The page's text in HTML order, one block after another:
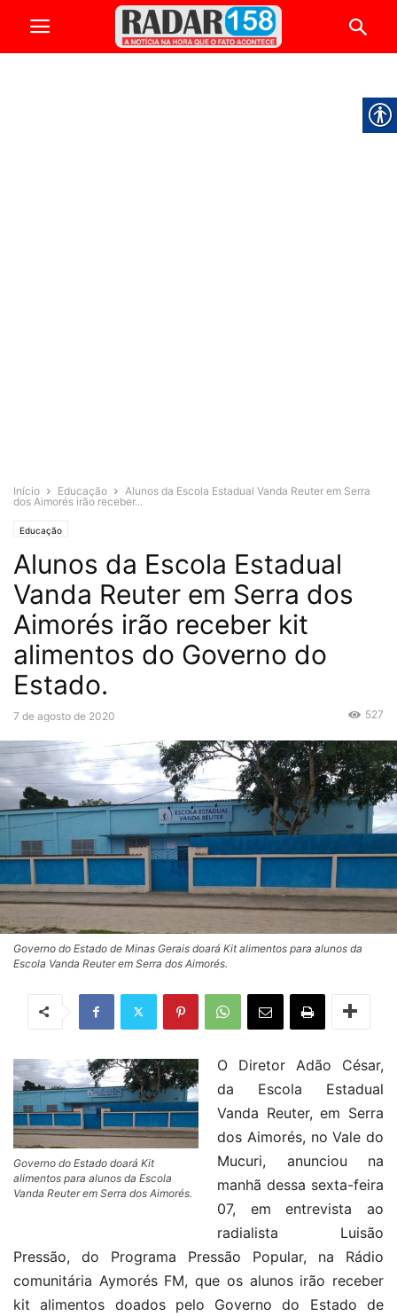
Início Educação
Alunos da Escola Estadual Vanda Reuter em Serra
dos Aimorés irão receber...
Educação
Alunos da Escola Estadual
Vanda Reuter em Serra dos
Aimorés irão receber kit
alimentos do Governo do
Estado.
7 de agosto de 2020 527
Governo do Estado de Minas Gerais doará Kit alimentos para alunos da
Escola Vanda Reuter em Serra dos Aimorés.
Governo do Estado doará Kit
alimentos para alunos da Escola
Vanda Reuter em Serra dos Aimorés.
O Diretor Adão César,
da Escola Estadual
Vanda Reuter, em Serra
dos Aimorés, no Vale do
Mucuri, anunciou na
manhã dessa sexta-feira
07, em entrevista ao
radialista Luisão
Pressão, do Programa Pressão Popular, na Rádio
comunitária Aymorés FM, que os alunos irão receber
kit alimentos doados pelo Governo do Estado de